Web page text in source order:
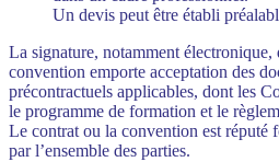
Un devis peut être établi
La signature, notamment électronique,
convention emporte acceptation des
précontractuels applicables, dont les
le programme de formation et le
Le contrat ou la convention est réputé
par l’ensemble des parties.